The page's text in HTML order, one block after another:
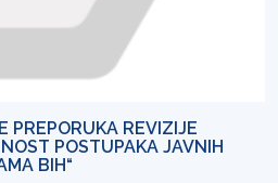
PREPORUKA REVIZIJE
POSTUPAKA JAVNIH
BIH“